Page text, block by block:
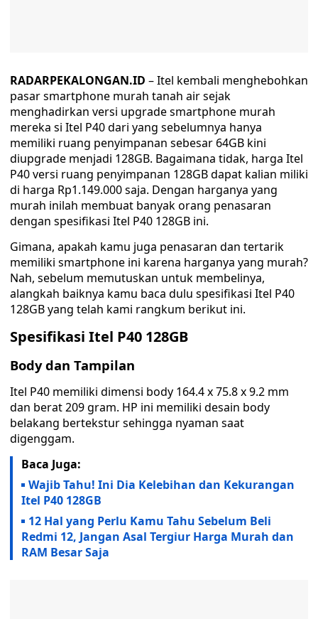
RADARPEKALONGAN.ID – Itel kembali menghebohkan
pasar smartphone murah tanah air sejak
menghadirkan versi upgrade smartphone murah
mereka si Itel P40 dari yang sebelumnya hanya
memiliki ruang penyimpanan sebesar 64GB kini
diupgrade menjadi 128GB. Bagaimana tidak, harga Itel
P40 versi ruang penyimpanan 128GB dapat kalian miliki
di harga Rp1.149.000 saja. Dengan harganya yang
murah inilah membuat banyak orang penasaran
dengan spesifikasi Itel P40 128GB ini.
Gimana, apakah kamu juga penasaran dan tertarik
memiliki smartphone ini karena harganya yang murah?
Nah, sebelum memutuskan untuk membelinya,
alangkah baiknya kamu baca dulu spesifikasi Itel P40
128GB yang telah kami rangkum berikut ini.
Spesifikasi Itel P40 128GB
Body dan Tampilan
Itel P40 memiliki dimensi body 164.4 x 75.8 x 9.2 mm
dan berat 209 gram. HP ini memiliki desain body
belakang bertekstur sehingga nyaman saat
digenggam.
Baca Juga:
Wajib Tahu! Ini Dia Kelebihan dan Kekurangan
Itel P40 128GB
12 Hal yang Perlu Kamu Tahu Sebelum Beli
Redmi 12, Jangan Asal Tergiur Harga Murah dan
RAM Besar Saja